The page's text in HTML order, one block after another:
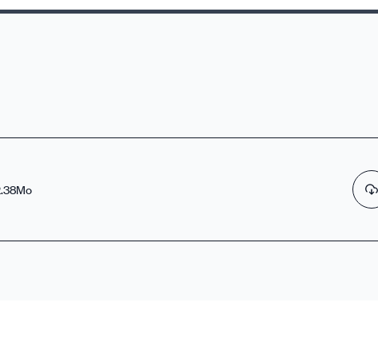
avenue des Bouleaux - 78190 Trappes
avenue des Bouleaux - 78190 Trappes